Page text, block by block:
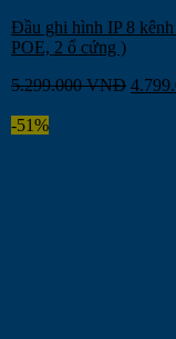
Đầu ghi hình IP 8
POE, 2 ổ cứng )
5.299.000VNĐ
-51%